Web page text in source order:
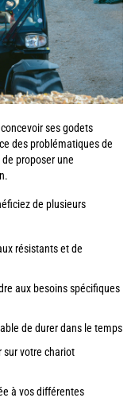
ses godets
des problématiques de
proposer une
de plusieurs
résistants et de
aux besoins spécifiques
de durer dans le temps
sur votre chariot
à vos différentes